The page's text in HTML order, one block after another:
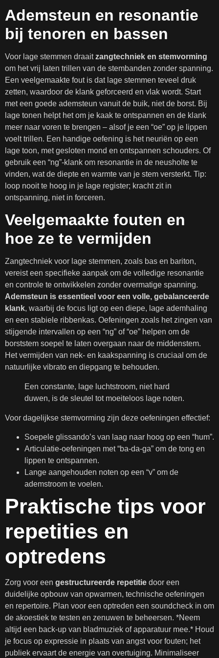
Ademsteun en resonantie
bij tenoren en bassen
Voor lage stemmen draaitzangtechniek en stemvorming
om het vrij laten trillen van de stembanden zonder spanning.
Een veelgemaakte fout is dat lage stemmen teveel druk
zetten, waardoor de klank geforceerd en vlak wordt. Start
met een goede ademsteun vanuit de buik, niet de borst. Bij
lage tonen helpt het om je kaak te ontspannen en de klank
meer naar voren te brengen – alsof je een “oe” op je lippen
voelt trillen. Een handige oefening is het neuriën op een
lage toon, met gesloten mond en ontspannen schouders. Of
gebruik een “ng”-klank om resonantie in de neusholte te
vinden, wat de diepte en warmte van je stem versterkt. Tip:
loop nooit te hoog in je lage register; kracht zit in
ontspanning, niet in forceren.
Veelgemaakte fouten en
hoe ze te vermijden
Zangtechniek voor lage stemmen, zoals bas en bariton,
vereist een specifieke aanpak om de volledige resonantie
en controle te ontwikkelen zonder overmatige spanning.
Ademsteun is essentieel voor een volle, gebalanceerde
klank, waarbij de focus ligt op een diepe, lage ademhaling
en een stabiele ribbenkas. Oefeningen zoals het zingen van
stijgende intervallen op een “ng” of “oe” helpen om de
borststem soepel te laten overgaan naar de middenstem.
Het vermijden van nek- en kaakspanning is cruciaal om de
natuurlijke vibrato en diepgang te behouden.
Een constante, lage luchtstroom, niet hard
duwen, is de sleutel tot moeiteloos lage noten.
Voor dagelijkse stemvorming zijn deze oefeningen effectief:
Soepele glissando’s van laag naar hoog op een “hum”.
Articulatie-oefeningen met “ba-da-ga” om de tong en
lippen te ontspannen.
Lange aangehouden noten op een “v” om de
ademstroom te voelen.
Praktische tips voor
repetities en
optredens
Zorg voor een gestructureerde repetitie door een
duidelijke opbouw van opwarmen, technische oefeningen
en repertoire. Plan voor een optreden een soundcheck in om
de akoestiek te testen en zenuwen te beheersen. *Neem
altijd een back-up van bladmuziek of apparatuur mee.* Houd
je focus op expressie in plaats van angst voor fouten; het
publiek ervaart de energie van overtuiging. Minimaliseer